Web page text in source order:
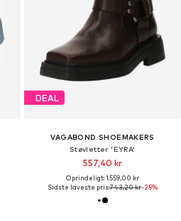
DEAL
VAGABOND SHOEMAKERS
Støvletter 'EYRA'
557,40 kr
Oprindeligt: 1.559,00 kr
Sidste laveste pris:743,20 kr-25%